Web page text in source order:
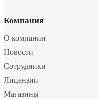
Компания
О компании
Новости
Сотрудники
Лицензии
Магазины